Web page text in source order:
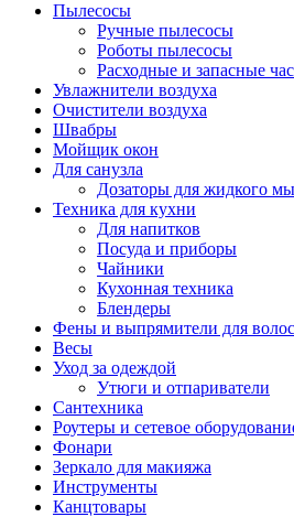
Пылесосы
Ручные пылесосы
Роботы пылесосы
Расходные и запасные
Увлажнители воздуха
Очистители воздуха
Швабры
Мойщик окон
Для санузла
Дозаторы для жидкого
Техника для кухни
Для напитков
Посуда и приборы
Чайники
Кухонная техника
Блендеры
Фены и выпрямители для волос
Весы
Уход за одеждой
Утюги и отпариватели
Сантехника
Роутеры и сетевое
Фонари
Зеркало для макияжа
Инструменты
Канцтовары